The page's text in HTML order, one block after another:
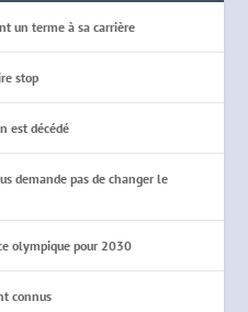
un terme à sa carrière
stop
est décédé
demande pas de changer le
olympique pour 2030
connus